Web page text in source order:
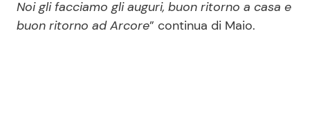
Noi gli facciamo gli auguri, buon ritorno a casa e
buon ritorno ad Arcore” continua di Maio.